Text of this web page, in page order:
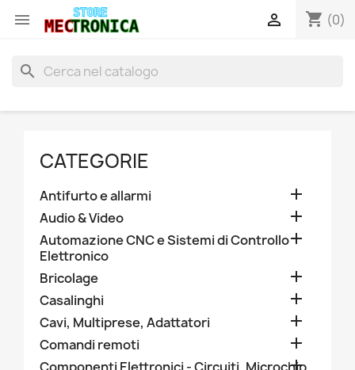
 shopping_cart (0)

search
CATEGORIE
Antifurto e allarmi 
Audio & Video 
Automazione CNC e Sistemi di Controllo
Elettronico

Bricolage 
Casalinghi 
Cavi, Multiprese, Adattatori 
Comandi remoti 
